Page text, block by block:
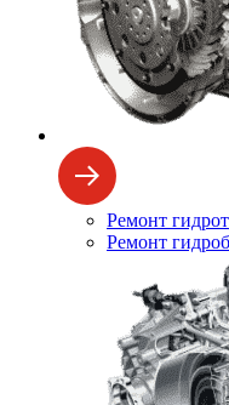
Ремонт
Ремонт